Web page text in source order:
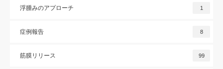
浮腫みのアプローチ 1
症例報告 8
筋膜リリース 99